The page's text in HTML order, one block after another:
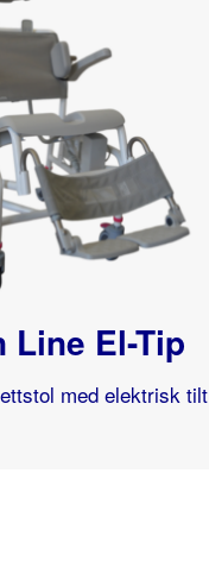
Line El-Tip
med elektrisk tilt